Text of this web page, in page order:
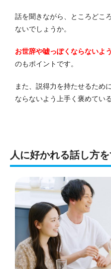
話を聞きながら、ところどこ
ないでしょうか。
お世辞や嘘っぽくならないよ
のもポイントです。
また、説得力を持たせるため
ならないよう上手く褒めてい
人に好かれる話し方